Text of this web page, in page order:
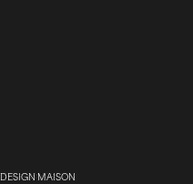
DESIGN MAISON